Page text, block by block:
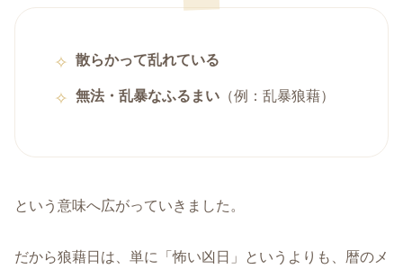
散らかって乱れている
無法・乱暴なふるまい （例：乱暴狼藉）
という意味へ広がっていきました。
だから狼藉日は、単に「怖い凶日」というよりも、暦のメ